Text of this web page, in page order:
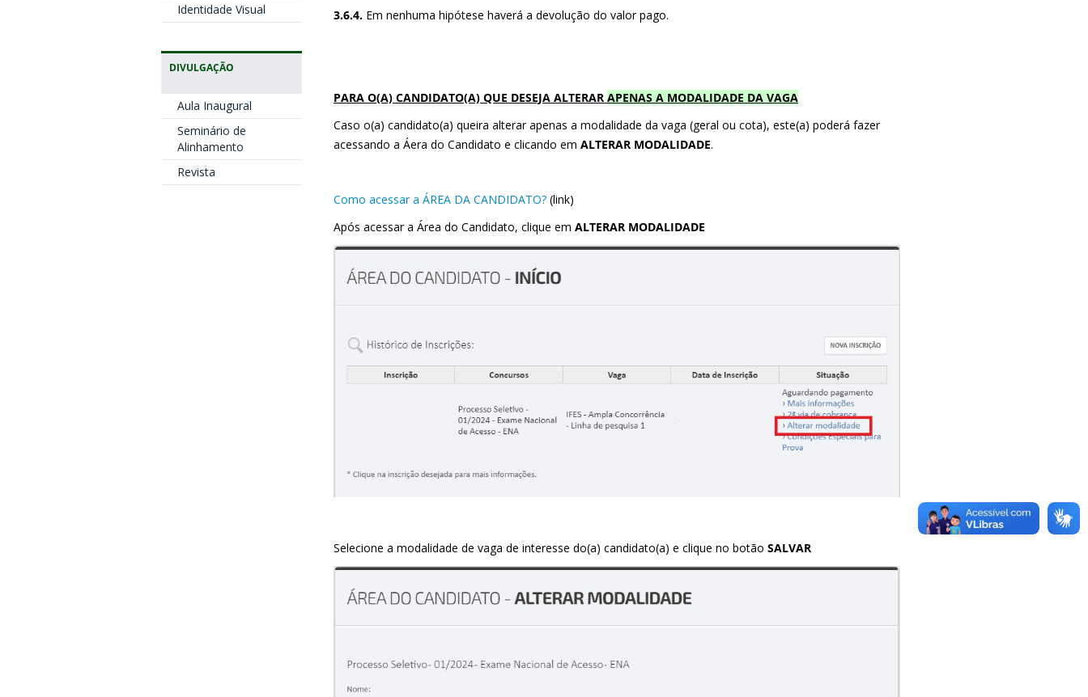
Identidade Visual
DIVULGAÇÃO
Aula Inaugural
Seminário de
Alinhamento
Revista
3.6.4. Em nenhuma hipótese haverá a devolução do valor pago.
PARA O(A) CANDIDATO(A) QUE DESEJA ALTERAR APENAS A MODALIDADE DA VAGA
Caso o(a) candidato(a) queira alterar apenas a modalidade da vaga (geral ou cota), este(a) poderá fazer
acessando a Áera do Candidato e clicando em ALTERAR MODALIDADE.
Como acessar a ÁREA DA CANDIDATO? (link)
Após acessar a Área do Candidato, clique em ALTERAR MODALIDADE
Selecione a modalidade de vaga de interesse do(a) candidato(a) e clique no botão SALVAR